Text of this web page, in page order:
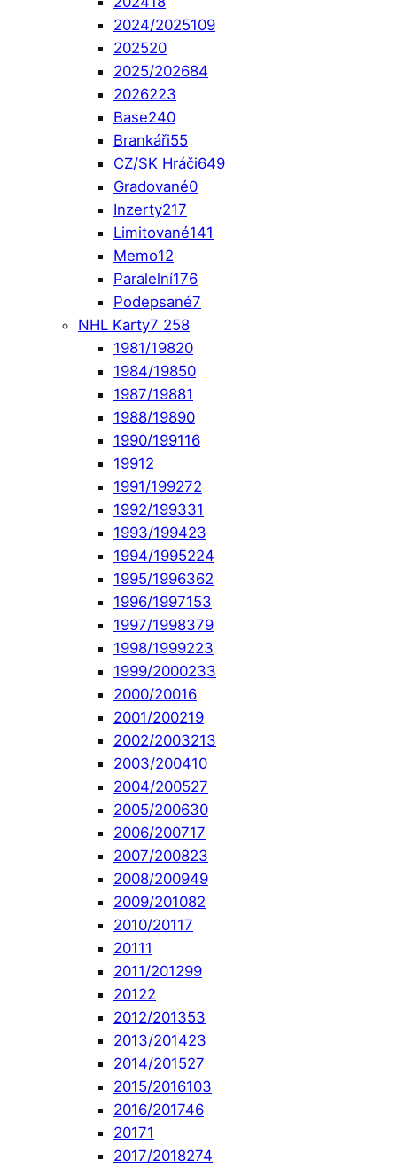
2024/2025109
202520
2025/202684
2026223
Base240
Brankáři55
CZ/SK Hráči649
Gradované0
Inzerty217
Limitované141
Memo12
Paralelní176
Podepsané7
NHL Karty7 258
1981/19820
1984/19850
1987/19881
1988/19890
1990/199116
19912
1991/199272
1992/199331
1993/199423
1994/1995224
1995/1996362
1996/1997153
1997/1998379
1998/1999223
1999/2000233
2000/20016
2001/200219
2002/2003213
2003/200410
2004/200527
2005/200630
2006/200717
2007/200823
2008/200949
2009/201082
2010/20117
20111
2011/201299
20122
2012/201353
2013/201423
2014/201527
2015/2016103
2016/201746
20171
2017/2018274